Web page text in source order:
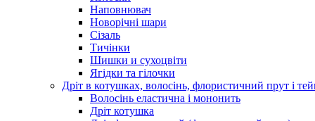
Наповнювач
Новорічні шари
Сізаль
Тичінки
Шишки и сухоцвіти
Ягідки та гілочки
Дріт в котушках, волосінь, флористичний прут і
Волосінь еластична і мононить
Дріт котушка